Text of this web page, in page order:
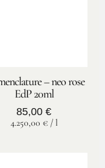
– neo rose
EdP 20ml
85,00 €
4.250,00 €/ l